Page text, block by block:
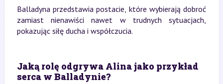
Balladyna przedstawia postacie, które wybierają dobroć
zamiast nienawiści nawet w trudnych sytuacjach,
pokazując siłę ducha i współczucia.
Jaką rolę odgrywa Alina jako przykład
serca w Balladynie?